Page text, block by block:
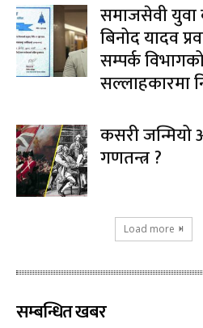
समाजसेवी युवा
बिनोद यादव
सम्पर्क
सल्लाहकारमा
कसरी
गणतन्त्र ?
Load more
सम्बन्धित खबर